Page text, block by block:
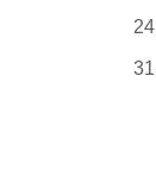
24
31